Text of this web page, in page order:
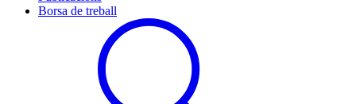
Borsa de treball